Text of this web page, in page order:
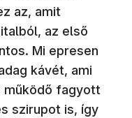
az, amit
az első
Mi epresen
kávét, ami
működő fagyott
szirupot is, így